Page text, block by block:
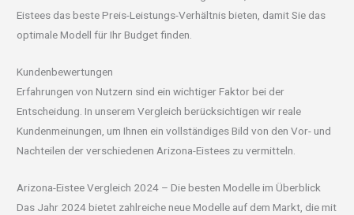
Eistees das beste Preis-Leistungs-Verhältnis bieten, damit Sie das
optimale Modell für Ihr Budget finden.
Kundenbewertungen
Erfahrungen von Nutzern sind ein wichtiger Faktor bei der
Entscheidung. In unserem Vergleich berücksichtigen wir reale
Kundenmeinungen, um Ihnen ein vollständiges Bild von den Vor- und
Nachteilen der verschiedenen Arizona-Eistees zu vermitteln.
Arizona-Eistee Vergleich 2024 – Die besten Modelle im Überblick
Das Jahr 2024 bietet zahlreiche neue Modelle auf dem Markt, die mit